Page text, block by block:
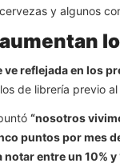
y algunos
ve reflejada en los
de librería previo
“nosotros
puntos por mes
entre un 10% y